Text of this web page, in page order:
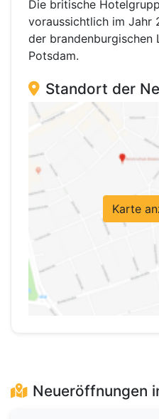
Die britische
voraussichtlich im Jahr
der brandenburgischen
Potsdam.
Standort der
Karte
Neueröffnungen